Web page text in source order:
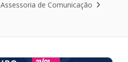
Assessoria de Comunicação